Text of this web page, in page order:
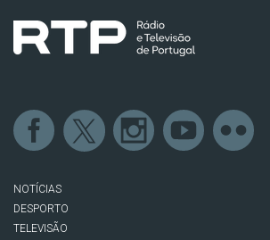
NOTÍCIAS
DESPORTO
TELEVISÃO